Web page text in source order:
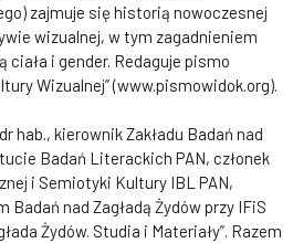
zajmuje się historią nowoczesnej
wizualnej, w tym zagadnieniem
i gender. Redaguje pismo
Wizualnej” (www.pismowidok.org).
hab., kierownik Zakładu Badań nad
Badań Literackich PAN, członek
i Semiotyki Kultury IBL PAN,
Badań nad Zagładą Żydów przy IFiS
Żydów. Studia i Materiały”. Razem